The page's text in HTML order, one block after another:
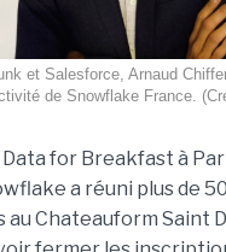
et Salesforce, Arnaud
de Snowflake France.
Data for Breakfast à
a réuni plus de
Chateauform Saint